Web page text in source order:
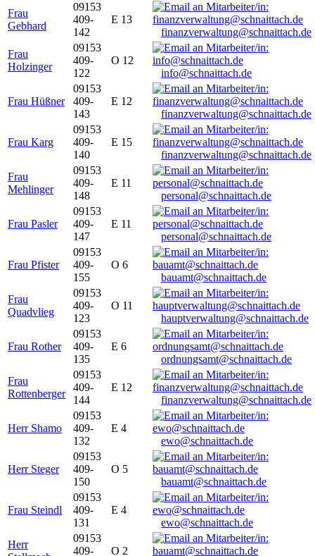
Frau
Gebhard
09153
409-
142
E 13
finanzverwaltung@schnaittach.de
Frau
Holzinger
09153
409-
122
O 12
info@schnaittach.de
Frau Hüßner
09153
409-
143
E 12
finanzverwaltung@schnaittach.de
Frau Karg
09153
409-
140
E 15
finanzverwaltung@schnaittach.de
Frau
Mehlinger
09153
409-
148
E 11
personal@schnaittach.de
Frau Pasler
09153
409-
147
E 11
personal@schnaittach.de
Frau Pfister
09153
409-
155
O 6
bauamt@schnaittach.de
Frau
Quadvlieg
09153
409-
123
O 11
hauptverwaltung@schnaittach.de
Frau Rother
09153
409-
135
E 6
ordnungsamt@schnaittach.de
Frau
Rottenberger
09153
409-
144
E 12
finanzverwaltung@schnaittach.de
Herr Shamo
09153
409-
132
E 4
ewo@schnaittach.de
Herr Steger
09153
409-
150
O 5
bauamt@schnaittach.de
Frau Steindl
09153
409-
131
E 4
ewo@schnaittach.de
Herr
09153
409-
O 2